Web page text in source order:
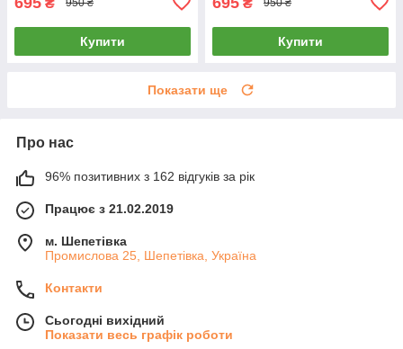
950 ₴
Купити
950 ₴
Купити
Показати ще
Про нас
96% позитивних з 162 відгуків за рік
Працює з 21.02.2019
м. Шепетівка
Промислова 25, Шепетівка, Україна
Контакти
Сьогодні вихідний
Показати весь графік роботи